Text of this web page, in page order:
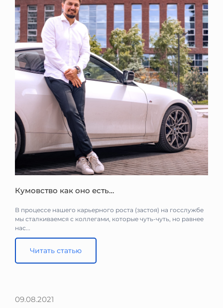
Кумовство как оно есть…
В процессе нашего карьерного роста (застоя) на госслужбе
мы сталкиваемся с коллегами, которые чуть-чуть, но равнее
нас...
Читать статью
09.08.2021